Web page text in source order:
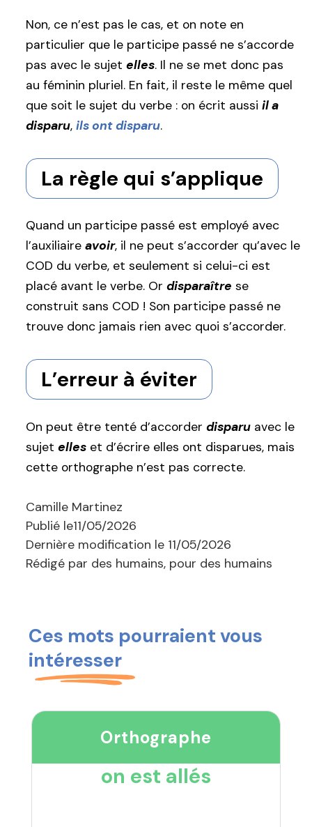
Non, ce n’est pas le cas, et on note en
particulier que le participe passé ne s’accorde
pas avec le sujet elles. Il ne se met donc pas
au féminin pluriel. En fait, il reste le même quel
que soit le sujet du verbe : on écrit aussi il a
disparu, ils ont disparu.
La règle qui s’applique
Quand un participe passé est employé avec
l’auxiliaire avoir, il ne peut s’accorder qu’avec le
COD du verbe, et seulement si celui-ci est
placé avant le verbe. Or disparaître se
construit sans COD ! Son participe passé ne
trouve donc jamais rien avec quoi s’accorder.
L’erreur à éviter
On peut être tenté d’accorder disparu avec le
sujet elles et d’écrire elles ont disparues, mais
cette orthographe n’est pas correcte.
Camille Martinez
Publié le11/05/2026
Dernière modification le 11/05/2026
Rédigé par des humains, pour des humains
Ces mots pourraient vous
intéresser
Orthographe
on est allés